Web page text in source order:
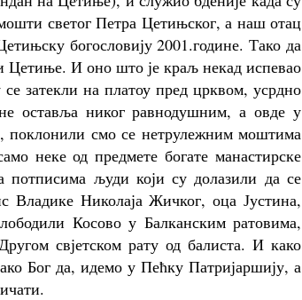
светог Петра Цетињског, а наш отац
богословију 2001.године. Тако да
Цетиње. И оно што је краљ некад испевао
затекли на платоу пред црквом, усрдно
оставља никог равнодушним, а овде у
поклонили смо се нетрулежним моштима
неке од предмете богате манастирске
људи који су долазили да се
Николаја Жичког, оца Јустина,
Косово у Балканским ратовима,
свјетском рату од балиста. И како
Бог да, идемо у Пећку Патријаршију, а